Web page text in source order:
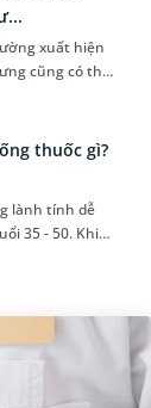
xuất hiện
cũng có thể
thư. Để tìm
thuốc gì?
lành tính dễ
35 - 50. Khi
người
v...